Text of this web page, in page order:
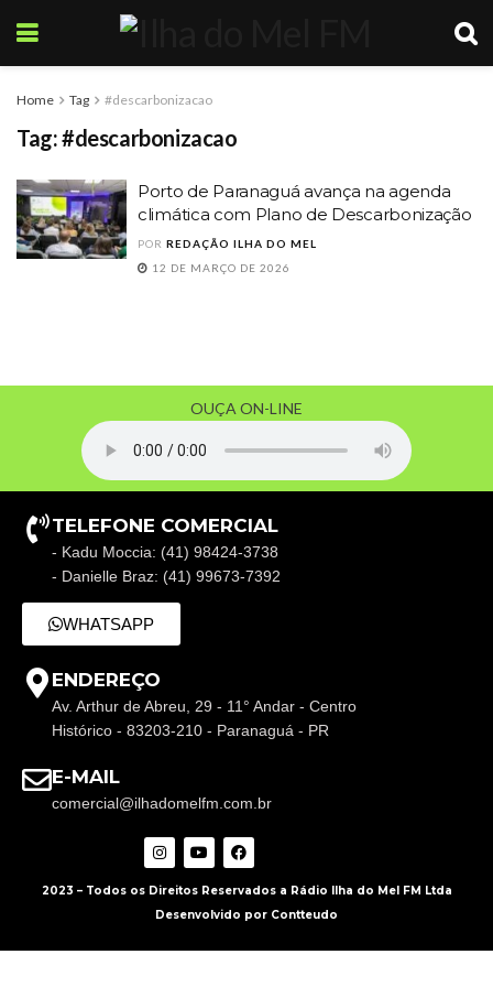
Home Tag #descarbonizacao
Tag:#descarbonizacao
Porto de Paranaguá avança na agenda
climática com Plano de Descarbonização
POR REDAÇÃO ILHA DO MEL
12 DE MARÇO DE 2026
OUÇA ON-LINE
TELEFONE COMERCIAL
- Kadu Moccia: (41) 98424-3738
- Danielle Braz: (41) 99673-7392
WHATSAPP
ENDEREÇO
Av. Arthur de Abreu, 29 - 11° Andar - Centro
Histórico - 83203-210 - Paranaguá - PR
E-MAIL
comercial@ilhadomelfm.com.br
2023 – Todos os Direitos Reservados a Rádio Ilha do Mel FM Ltda
Desenvolvido por Contteudo